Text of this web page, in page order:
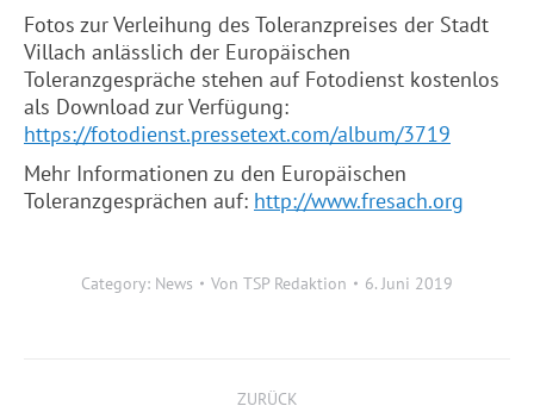
Fotos zur Verleihung des Toleranzpreises der Stadt
Villach anlässlich der Europäischen
Toleranzgespräche stehen auf Fotodienst kostenlos
als Download zur Verfügung:
https://fotodienst.pressetext.com/album/3719
Mehr Informationen zu den Europäischen
Toleranzgesprächen auf: http://www.fresach.org
Category: News Von TSP Redaktion 6. Juni 2019
ZURÜCK